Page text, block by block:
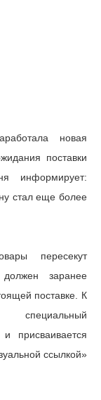
новая
поставки
информирует:
стал еще более
пересекут
заранее
поставке. К
присваивается
ссылкой»